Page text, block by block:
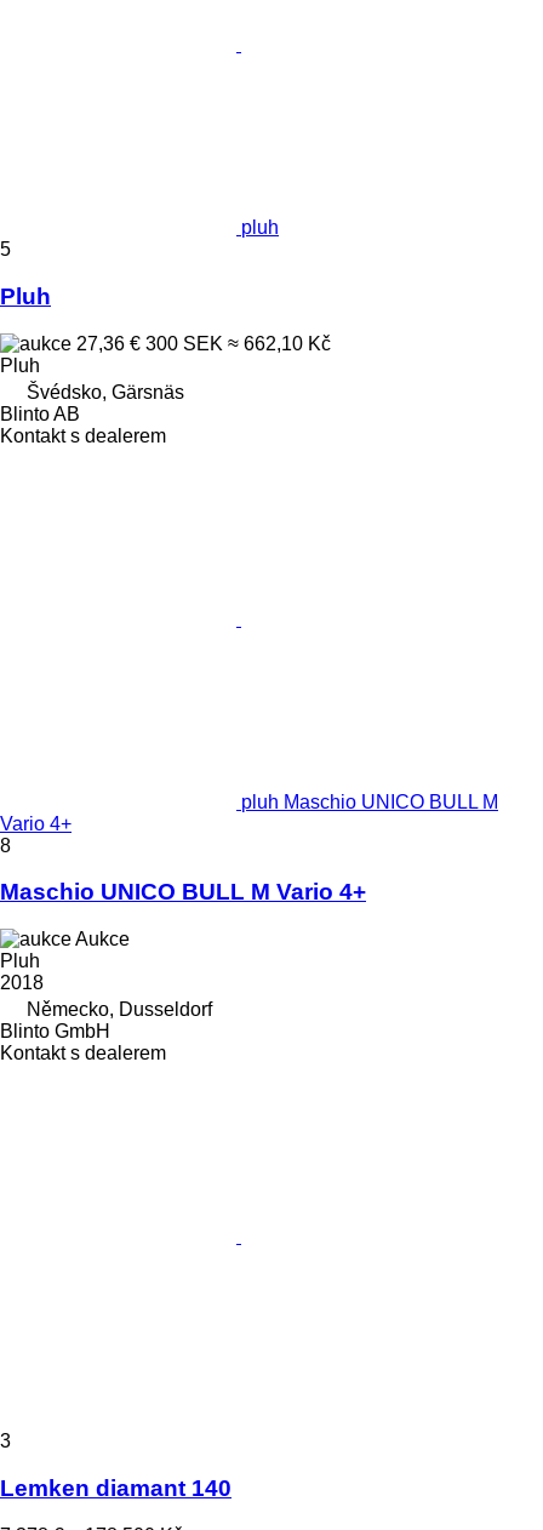
pluh
5
Pluh
27,36 € 300 SEK ≈ 662,10 Kč
Pluh
Švédsko, Gärsnäs
Blinto AB
Kontakt s dealerem
pluh Maschio UNICO BULL M
Vario 4+
8
Maschio UNICO BULL M Vario 4+
Aukce
Pluh
2018
Německo, Dusseldorf
Blinto GmbH
Kontakt s dealerem
3
Lemken diamant 140